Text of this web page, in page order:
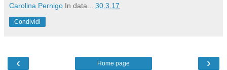
Carolina Pernigo In data... 30.3.17
Condividi
‹ ›
Home page